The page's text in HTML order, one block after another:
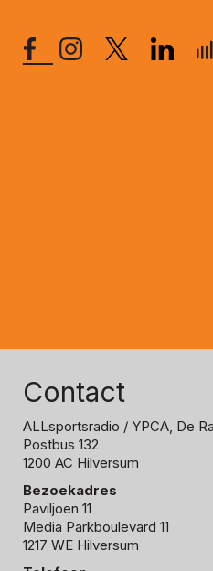
Contact
ALLsportsradio / YPCA, De
Postbus 132
1200 AC Hilversum
Bezoekadres
Paviljoen 11
Media Parkboulevard 11
1217 WE Hilversum